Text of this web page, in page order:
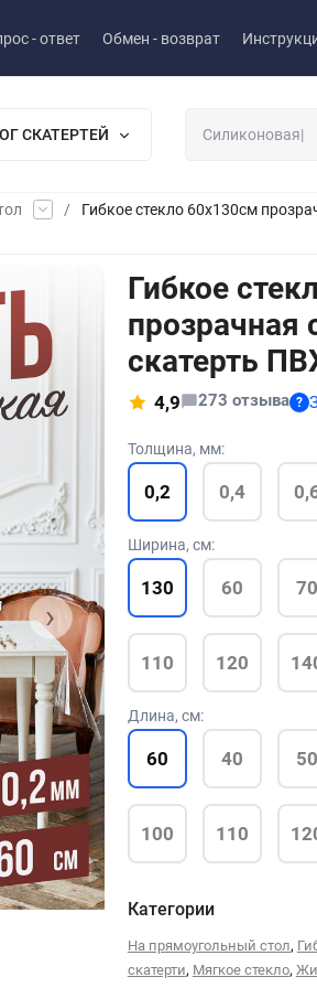
- ответ Обмен - возврат
СКАТЕРТЕЙ
/ Гибкое стекло 60x130см
›
Гибкое
прозрачная
скатерть
4,9 273 отзыва ?
Толщина, мм:
0,2 0,4
Ширина, см:
130 60 70
110 120
Длина, см:
60 40 50
100 110
Категории
На прямоугольный стол,
скатерти, Мягкое стекло,